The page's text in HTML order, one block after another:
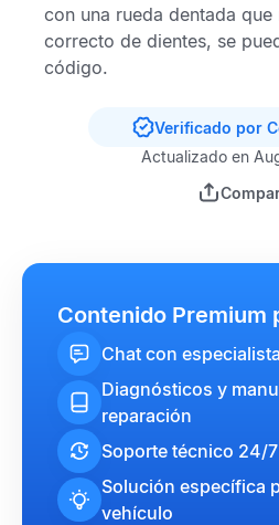
con una rueda dentada
correcto de dientes, se
código.
Verificado por
Actualizado en
Contenido Premium
Chat con
Diagnósticos y
reparación
Soporte técnico 24/7
Solución específica
vehículo